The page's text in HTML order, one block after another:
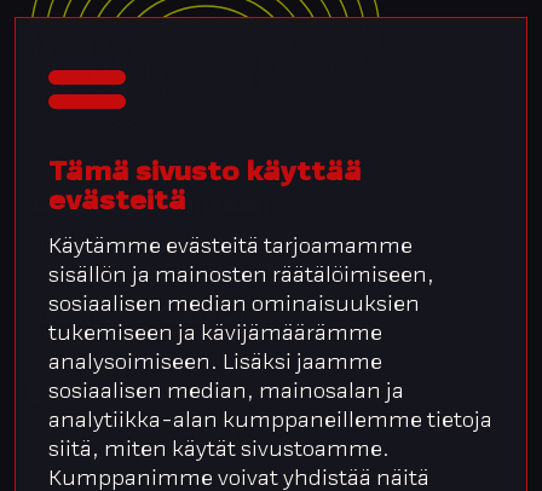
Tämä sivusto käyttää
evästeitä
Käytämme evästeitä tarjoamamme
sisällön ja mainosten räätälöimiseen,
sosiaalisen median ominaisuuksien
tukemiseen ja kävijämäärämme
analysoimiseen. Lisäksi jaamme
sosiaalisen median, mainosalan ja
analytiikka-alan kumppaneillemme tietoja
siitä, miten käytät sivustoamme.
Kumppanimme voivat yhdistää näitä
Liity kuppikuntaan
Henkilöstö- ja palkkahallinnon parhaat palat
sisäpiirille suoraan sähköpostiin.
Kyllä kiitos, haluan tilata kirjeen.*
Tilaamalla hyväksyt, että talletamme tietosi.
Turvaamme tietojasi